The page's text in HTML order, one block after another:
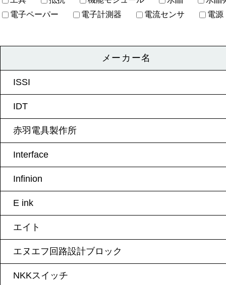
電子ペーパー
電子計測器 電流センサ 電源
メーカー名
ISSI
IDT
赤羽電具製作所
Interface
Infinion
E ink
エイト
エヌエフ回路設計ブロック
NKKスイッチ